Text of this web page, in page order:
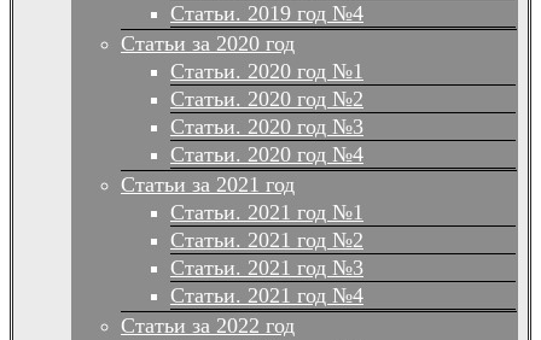
Статьи. 2019 год №4
Статьи за 2020 год
Статьи. 2020 год №1
Статьи. 2020 год №2
Статьи. 2020 год №3
Статьи. 2020 год №4
Статьи за 2021 год
Статьи. 2021 год №1
Статьи. 2021 год №2
Статьи. 2021 год №3
Статьи. 2021 год №4
Статьи за 2022 год